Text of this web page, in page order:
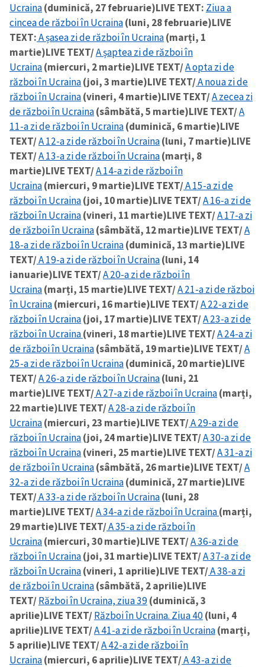
Ucraina(duminică, 27 februarie)LIVE TEXT: Ziua a
cincea de război în Ucraina(luni, 28 februarie)LIVE
TEXT:A șasea zi de război în Ucraina(marți, 1
martie)LIVE TEXT/A șaptea zi de război în
Ucraina(miercuri, 2 martie)LIVE TEXT/A opta zi de
război în Ucraina(joi, 3 martie)LIVE TEXT/A noua zi de
război în Ucraina(vineri, 4 martie)LIVE TEXT/A zecea zi
de război în Ucraina(sâmbătă, 5 martie)LIVE TEXT/A
11-a zi de război în Ucraina(duminică, 6 martie)LIVE
TEXT/A 12-a zi de război în Ucraina(luni, 7 martie)LIVE
TEXT/A 13-a zi de război în Ucraina(marți, 8
martie)LIVE TEXT/A 14-a zi de război în
Ucraina(miercuri, 9 martie)LIVE TEXT/A 15-a zi de
război în Ucraina(joi, 10 martie)LIVE TEXT/A 16-a zi de
război în Ucraina(vineri, 11 martie)LIVE TEXT/A 17-a zi
de război în Ucraina(sâmbătă, 12 martie)LIVE TEXT/A
18-a zi de război în Ucraina(duminică, 13 martie)LIVE
TEXT/A 19-a zi de război în Ucraina(luni, 14
ianuarie)LIVE TEXT/A 20-a zi de război în
Ucraina(marți, 15 martie)LIVE TEXT/A 21-a zi de război
în Ucraina(miercuri, 16 martie)LIVE TEXT/A 22-a zi de
război în Ucraina(joi, 17 martie)LIVE TEXT/A 23-a zi de
război în Ucraina(vineri, 18 martie)LIVE TEXT/A 24-a zi
de război în Ucraina(sâmbătă, 19 martie)LIVE TEXT/A
25-a zi de război în Ucraina(duminică, 20 martie)LIVE
TEXT/A 26-a zi de război în Ucraina(luni, 21
martie)LIVE TEXT/A 27-a zi de război în Ucraina(marți,
22 martie)LIVE TEXT/A 28-a zi de război în
Ucraina(miercuri, 23 martie)LIVE TEXT/A 29-a zi de
război în Ucraina(joi, 24 martie)LIVE TEXT/A 30-a zi de
război în Ucraina(vineri, 25 martie)LIVE TEXT/A 31-a zi
de război în Ucraina(sâmbătă, 26 martie)LIVE TEXT/A
32-a zi de război în Ucraina(duminică, 27 martie)LIVE
TEXT/A 33-a zi de război în Ucraina(luni, 28
martie)LIVE TEXT/A 34-a zi de război în Ucraina(marți,
29 martie)LIVE TEXT/A 35-a zi de război în
Ucraina(miercuri, 30 martie)LIVE TEXT/A 36-a zi de
război în Ucraina(joi, 31 martie)LIVE TEXT/A 37-a zi de
război în Ucraina(vineri, 1 aprilie)LIVE TEXT/A 38-a zi
de război în Ucraina(sâmbătă, 2 aprilie)LIVE
TEXT/Război în Ucraina, ziua 39(duminică, 3
aprilie)LIVE TEXT/Război în Ucraina. Ziua 40(luni, 4
aprilie)LIVE TEXT/A 41-a zi de război în Ucraina(marți,
5 aprilie)LIVE TEXT/A 42-a zi de război în
Ucraina(miercuri, 6 aprilie)LIVE TEXT/A 43-a zi de